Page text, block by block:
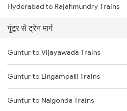
Hyderabad to Rajahmundry Trains
Hyderabad to Vikarabad Trains
Hyderabad to Lingampalli Trains
Hyderabad to Mahbubabad Trains
Hyderabad to Samarlakota Trains
गुंटूर से ट्रेन मार्ग
Guntur to Vijayawada Trains
Guntur to Lingampalli Trains
Guntur to Nalgonda Trains